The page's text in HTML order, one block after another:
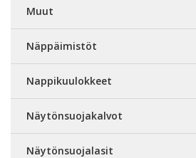
Muut
Näppäimistöt
Nappikuulokkeet
Näytönsuojakalvot
Näytönsuojalasit